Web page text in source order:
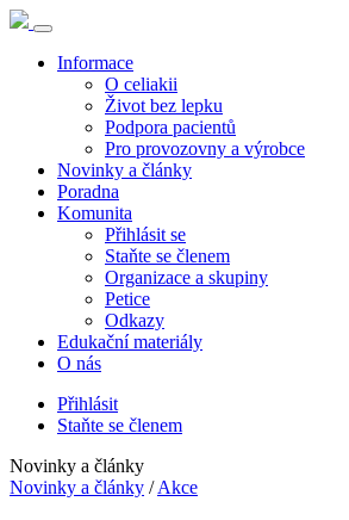
Informace
O celiakii
Život bez lepku
Podpora pacientů
Pro provozovny a výrobce
Novinky a články
Poradna
Komunita
Přihlásit se
Staňte se členem
Organizace a skupiny
Petice
Odkazy
Edukační materiály
O nás
Přihlásit
Staňte se členem
Novinky a články
Novinky a články / Akce